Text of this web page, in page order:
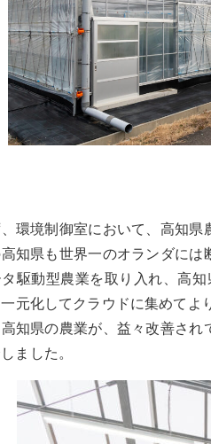
、環境制御室において、高知
知県も世界一のオランダに
駆動型農業を取り入れ、高
一元化してクラウドに集めて
高知県の農業が、益々改善さ
ました。